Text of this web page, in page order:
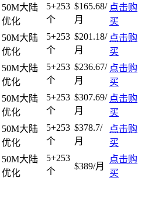
50M大陆
优化
5+253
个
$165.68/
月
点击购
买
50M大陆
优化
5+253
个
$201.18/
月
点击购
买
50M大陆
优化
5+253
个
$236.67/
月
点击购
买
50M大陆
优化
5+253
个
$307.69/
月
点击购
买
50M大陆
优化
5+253
个
$378.7/
月
点击购
买
50M大陆
优化
5+253
个
$389/月
点击购
买